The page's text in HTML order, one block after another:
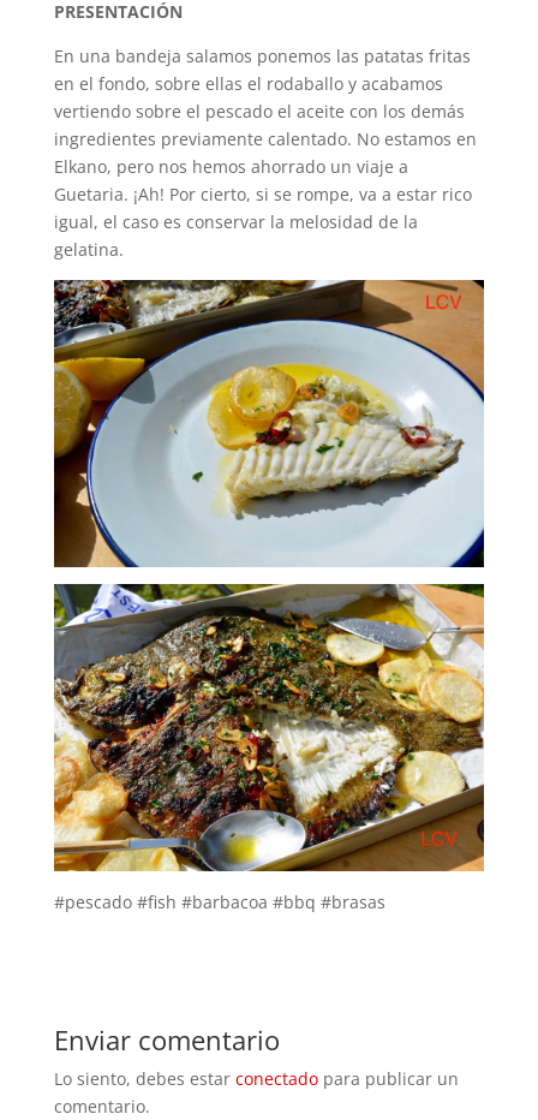
PRESENTACIÓN
En una bandeja salamos ponemos las patatas fritas
en el fondo, sobre ellas el rodaballo y acabamos
vertiendo sobre el pescado el aceite con los demás
ingredientes previamente calentado. No estamos en
Elkano, pero nos hemos ahorrado un viaje a
Guetaria. ¡Ah! Por cierto, si se rompe, va a estar rico
igual, el caso es conservar la melosidad de la
gelatina.
#pescado #fish #barbacoa #bbq #brasas
Enviar comentario
Lo siento, debes estar conectadopara publicar un
comentario.